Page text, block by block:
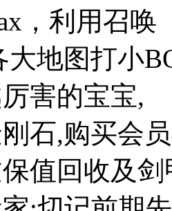
，利用召唤
大地图打小
害的宝宝,
石,购买会
保值回收及